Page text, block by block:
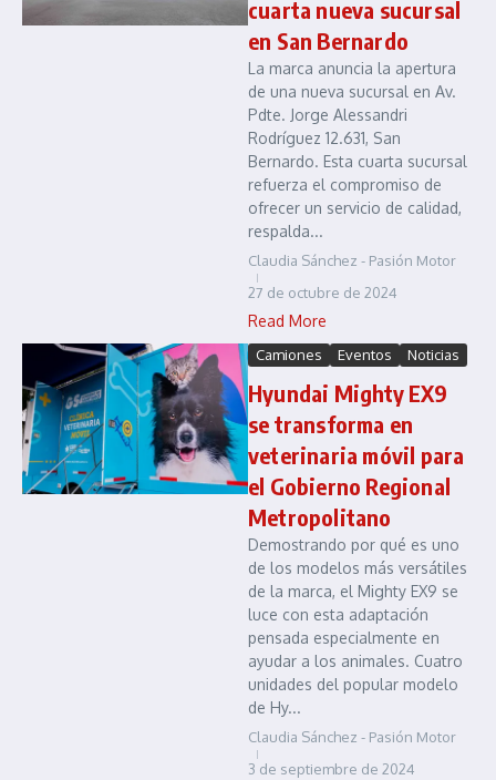
cuarta nueva sucursal
en San Bernardo
La marca anuncia la apertura
de una nueva sucursal en Av.
Pdte. Jorge Alessandri
Rodríguez 12.631, San
Bernardo. Esta cuarta sucursal
refuerza el compromiso de
ofrecer un servicio de calidad,
respalda...
Claudia Sánchez - Pasión Motor
27 de octubre de 2024
Read More
Camiones Eventos Noticias
Hyundai Mighty EX9
se transforma en
veterinaria móvil para
el Gobierno Regional
Metropolitano
Demostrando por qué es uno
de los modelos más versátiles
de la marca, el Mighty EX9 se
luce con esta adaptación
pensada especialmente en
ayudar a los animales. Cuatro
unidades del popular modelo
de Hy...
Claudia Sánchez - Pasión Motor
3 de septiembre de 2024